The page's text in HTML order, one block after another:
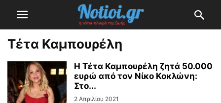
Τέτα Καμπουρέλη
Η Τέτα Καμπουρέλη ζητά 50.000
ευρώ από τον Νίκο Κοκλώνη:
Στο...
2 Απριλίου 2021